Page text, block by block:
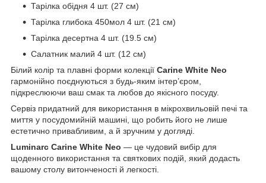
Тарілка обідня 4 шт. (27 см)
Тарілка глибока 450мол 4 шт. (21 см)
Тарілка десертна 4 шт. (19.5 см)
Салатник малий 4 шт. (12 см)
Білий колір та плавні форми колекції Carine White Neo
гармонійно поєднуються з будь-яким інтер’єром,
підкреслюючи ваш смак та любов до якісного посуду.
Сервіз придатний для використання в мікрохвильовій печі та
миття у посудомийній машині, що робить його не лише
естетично привабливим, а й зручним у догляді.
Luminarc Carine White Neo — це чудовий вибір для
щоденного використання та святкових подій, який додасть
вашому столу витонченості й легкості.